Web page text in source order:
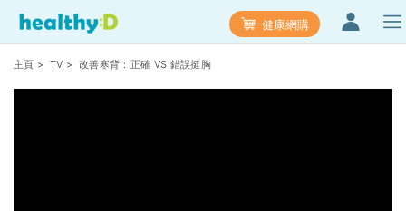
健康網購
主頁 > TV > 改善寒背：正確 VS 錯誤挺胸